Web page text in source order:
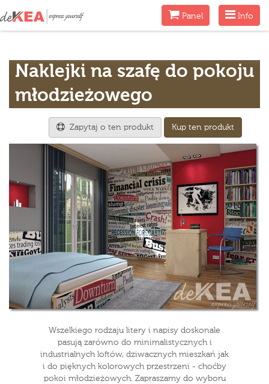
Menu
Info
MenuPanel
Naklejki na szafę do pokoju
młodzieżowego
Zapytaj o ten produkt Kup ten produkt
Wszelkiego rodzaju litery i napisy doskonale
pasują zarówno do minimalistycznych i
industrialnych loftów, dziwacznych mieszkań jak
i do pięknych kolorowych przestrzeni - choćby
pokoi młodzieżowych. Zapraszamy do wyboru